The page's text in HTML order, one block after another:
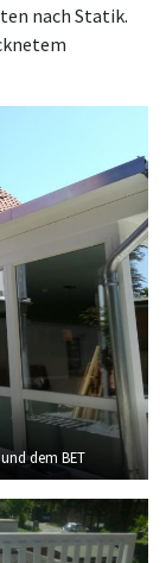
nach Statik.
dem BET